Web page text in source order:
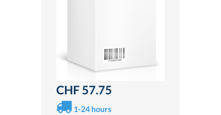
CHF 57.75
1-24 hours